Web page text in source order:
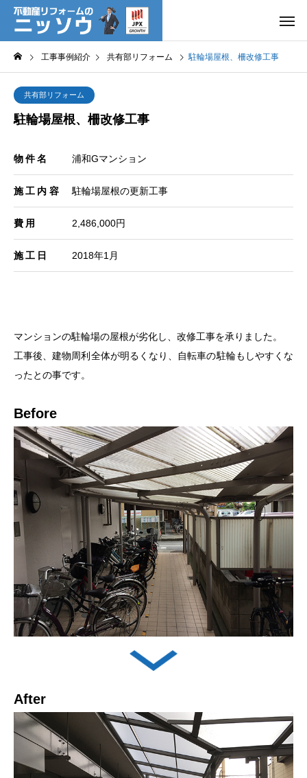
工事事例紹介 共有部リフォーム 駐輪場屋根、柵改修工事
共有部リフォーム
駐輪場屋根、柵改修工事
物件名 浦和Gマンション
施工内容 駐輪場屋根の更新工事
費用 2,486,000円
施工日 2018年1月
マンションの駐輪場の屋根が劣化し、改修工事を承りました。
工事後、建物周利全体が明るくなり、自転車の駐輪もしやすくな
ったとの事です。
Before
After